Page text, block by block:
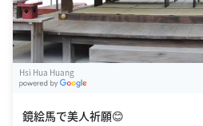
Hsi Hua Huang
鏡絵馬で美人祈願😊